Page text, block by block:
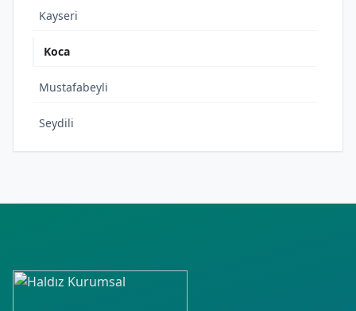
Kayseri
Koca
Mustafabeyli
Seydili